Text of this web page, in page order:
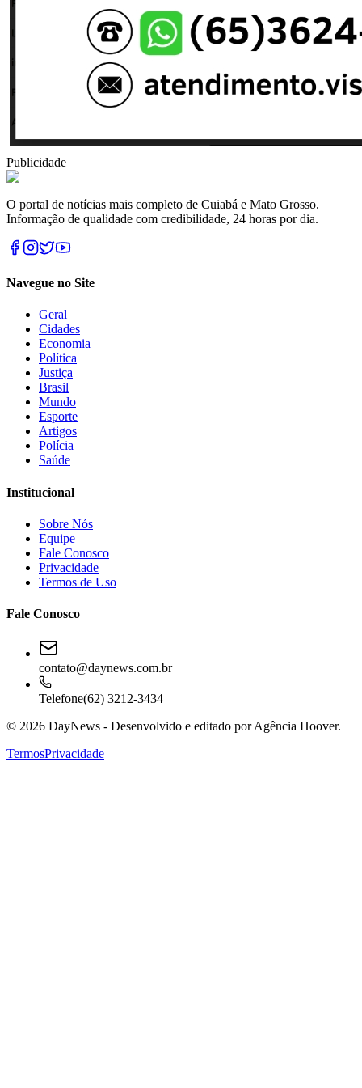
Publicidade
O portal de notícias mais completo de Cuiabá e Mato Grosso.
Informação de qualidade com credibilidade, 24 horas por dia.
Navegue no Site
Geral
Cidades
Economia
Política
Justiça
Brasil
Mundo
Esporte
Artigos
Polícia
Saúde
Institucional
Sobre Nós
Equipe
Fale Conosco
Privacidade
Termos de Uso
Fale Conosco
contato@daynews.com.br
Telefone(62) 3212-3434
© 2026 DayNews - Desenvolvido e editado porAgência Hoover.
TermosPrivacidade